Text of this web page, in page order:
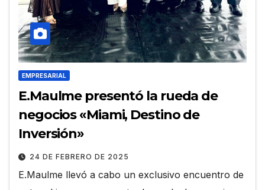
EMPRESARIAL
E.Maulme presentó la rueda de
negocios «Miami, Destino de
Inversión»
24 DE FEBRERO DE 2025
E.Maulme llevó a cabo un exclusivo encuentro de